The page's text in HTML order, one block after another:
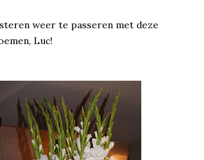
weer te passeren met deze
Luc!